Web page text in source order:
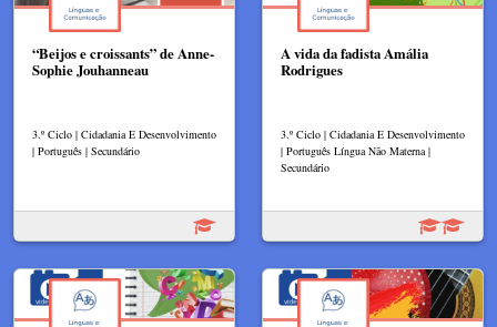
“Beijos e croissants” de Anne-
Sophie Jouhanneau
3.º Ciclo | Cidadania E Desenvolvimento
| Português | Secundário
A vida da fadista Amália
Rodrigues
3.º Ciclo | Cidadania E Desenvolvimento
| Português Língua Não Materna |
Secundário